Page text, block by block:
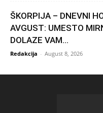
ŠKORPIJA – DNEVNI
AVGUST: UMESTO
DOLAZE VAM...
Redakcija - August 8, 2026